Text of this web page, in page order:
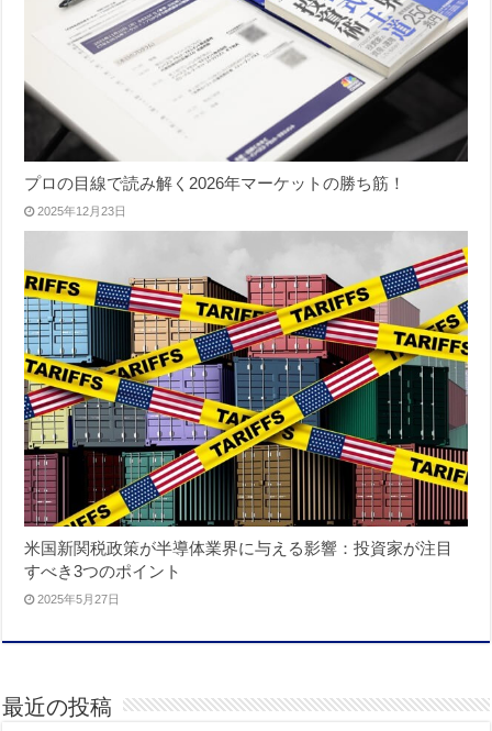
プロの目線で読み解く2026年マーケットの勝ち筋！
2025年12月23日
米国新関税政策が半導体業界に与える影響：投資家が注目
すべき3つのポイント
2025年5月27日
最近の投稿